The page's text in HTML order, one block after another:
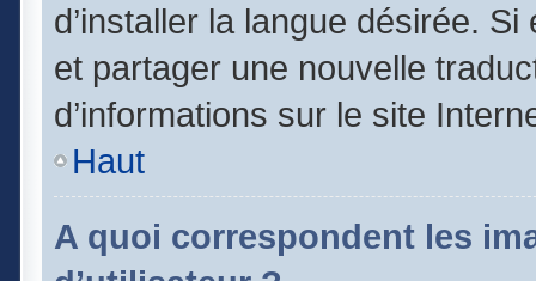
d’installer la langue désirée.
et partager une nouvelle
d’informations sur le site
Haut
A quoi correspondent les